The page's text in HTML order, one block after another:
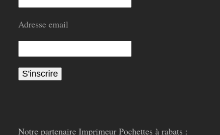
Adresse email
Notre partenaire Imprimeur Pochettes à rabats :